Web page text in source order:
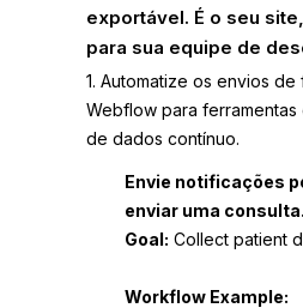
exportável. É o seu
para sua equipe de
1. Automatize os envios
Webflow para ferramentas
de dados contínuo.
Envie notificações
enviar uma consulta.
Goal: Collect patient
Workflow Example: